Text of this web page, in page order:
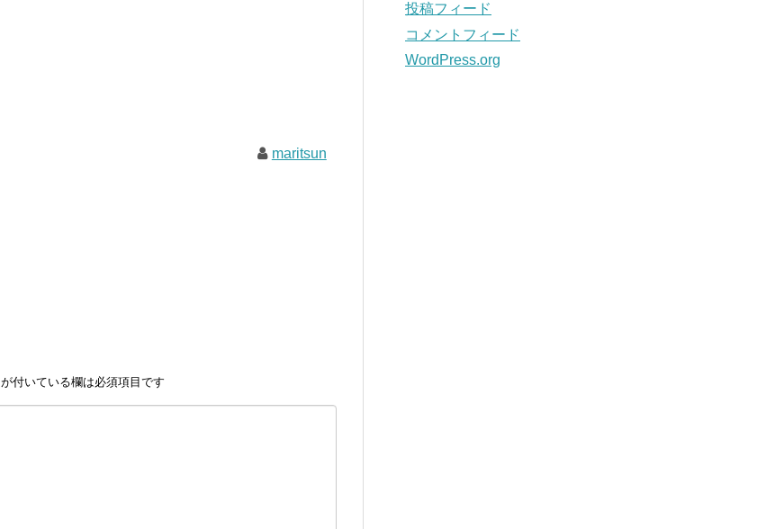
maritsun
が付いている欄は必須項目です
投稿フィード
コメントフィード
WordPress.org